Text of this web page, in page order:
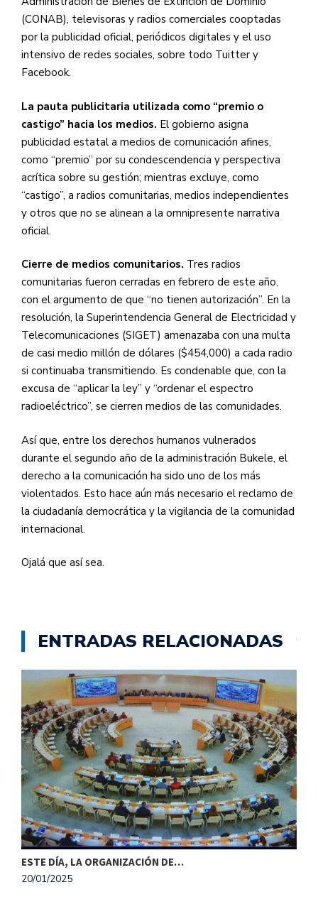
(CONAB), televisoras y radios comerciales cooptadas
por la publicidad oficial, periódicos digitales y el uso
intensivo de redes sociales, sobre todo Tuitter y
Facebook.
La pauta publicitaria utilizada como “premio o
castigo” hacia los medios. El gobierno asigna
publicidad estatal a medios de comunicación afines,
como “premio” por su condescendencia y perspectiva
acrítica sobre su gestión; mientras excluye, como
“castigo”, a radios comunitarias, medios independientes
y otros que no se alinean a la omnipresente narrativa
oficial.
Cierre de medios comunitarios. Tres radios
comunitarias fueron cerradas en febrero de este año,
con el argumento de que “no tienen autorización”. En la
resolución, la Superintendencia General de Electricidad y
Telecomunicaciones (SIGET) amenazaba con una multa
de casi medio millón de dólares ($454,000) a cada radio
si continuaba transmitiendo. Es condenable que, con la
excusa de “aplicar la ley” y “ordenar el espectro
radioeléctrico”, se cierren medios de las comunidades.
Así que, entre los derechos humanos vulnerados
durante el segundo año de la administración Bukele, el
derecho a la comunicación ha sido uno de los más
violentados. Esto hace aún más necesario el reclamo de
la ciudadanía democrática y la vigilancia de la comunidad
internacional.
Ojalá que así sea.
ENTRADAS RELACIONADAS
ESTE DÍA, LA ORGANIZACIÓN DE…
20/01/2025